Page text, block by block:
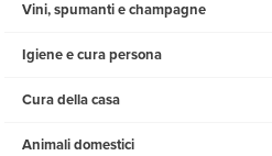
Vini, spumanti e champagne
Igiene e cura persona
Cura della casa
Animali domestici